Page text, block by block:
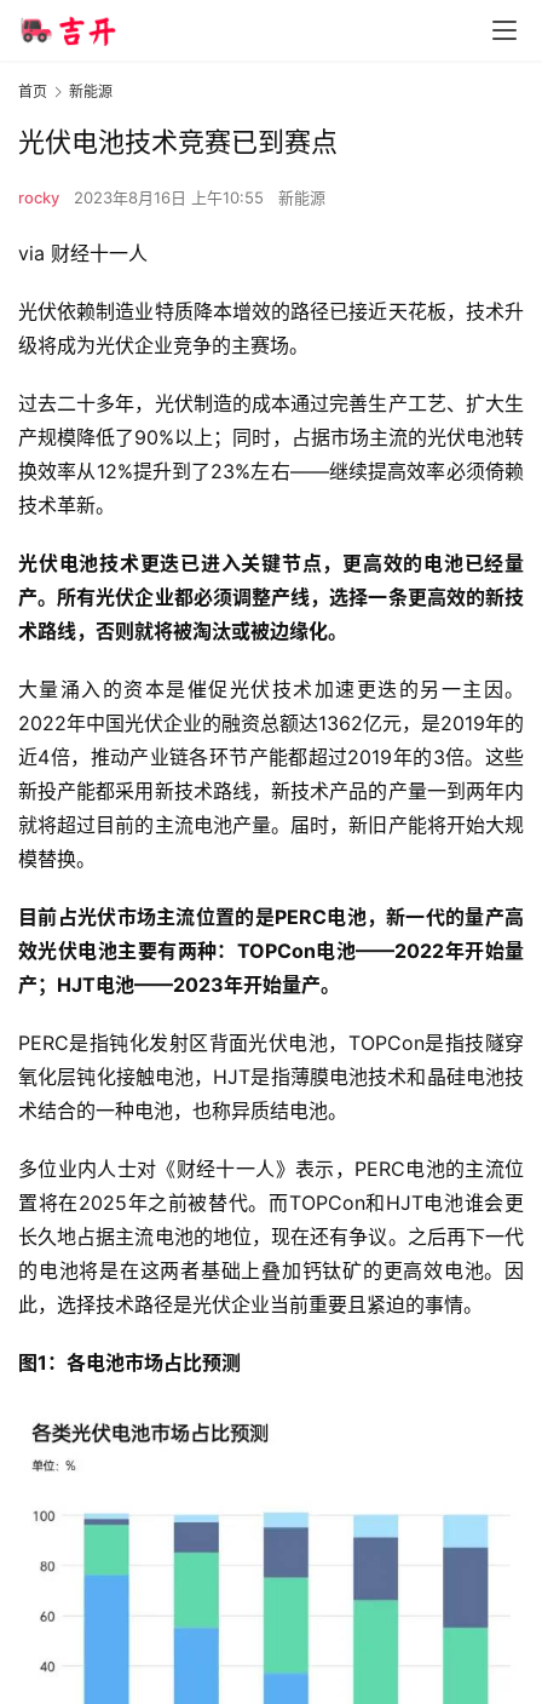
首页 新能源
光伏电池技术竞赛已到赛点
rocky 2023年8月16日 上午10:55 新能源
via 财经十一人
光伏依赖制造业特质降本增效的路径已接近天花板，技术升
级将成为光伏企业竞争的主赛场。
过去二十多年，光伏制造的成本通过完善生产工艺、扩大生
产规模降低了90%以上；同时，占据市场主流的光伏电池转
换效率从12%提升到了23%左右——继续提高效率必须倚赖
技术革新。
光伏电池技术更迭已进入关键节点，更高效的电池已经量
产。所有光伏企业都必须调整产线，选择一条更高效的新技
术路线，否则就将被淘汰或被边缘化。
大量涌入的资本是催促光伏技术加速更迭的另一主因。
2022年中国光伏企业的融资总额达1362亿元，是2019年的
近4倍，推动产业链各环节产能都超过2019年的3倍。这些
新投产能都采用新技术路线，新技术产品的产量一到两年内
就将超过目前的主流电池产量。届时，新旧产能将开始大规
模替换。
目前占光伏市场主流位置的是PERC电池，新一代的量产高
效光伏电池主要有两种：TOPCon电池——2022年开始量
产；HJT电池——2023年开始量产。
PERC是指钝化发射区背面光伏电池，TOPCon是指技隧穿
氧化层钝化接触电池，HJT是指薄膜电池技术和晶硅电池技
术结合的一种电池，也称异质结电池。
多位业内人士对《财经十一人》表示，PERC电池的主流位
置将在2025年之前被替代。而TOPCon和HJT电池谁会更
长久地占据主流电池的地位，现在还有争议。之后再下一代
的电池将是在这两者基础上叠加钙钛矿的更高效电池。因
此，选择技术路径是光伏企业当前重要且紧迫的事情。
图1：各电池市场占比预测